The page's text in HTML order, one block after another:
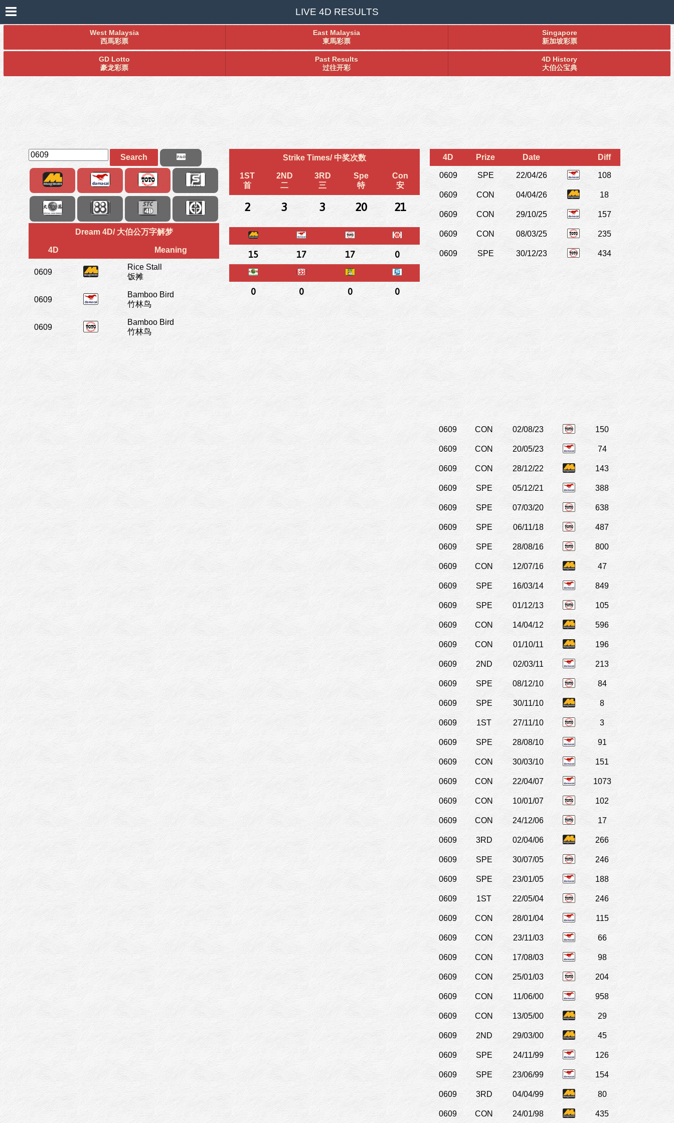
LIVE 4D RESULTS
West Malaysia
西馬彩票
East Malaysia
東馬彩票
Singapore
新加坡彩票
GD Lotto
豪龙彩票
Past Results
过往开彩
4D History
大伯公宝典
Search
Dream 4D/ 大伯公万字解梦
4D Meaning
0609
Rice Stall
饭摊
0609
Bamboo Bird
竹林鸟
0609
Bamboo Bird
竹林鸟
Strike Times/ 中奖次数
1ST
首
2ND
二
3RD
三
Spe
特
Con
安
2 3 3 20 21
15 17 17 0
0 0 0 0
4D Prize Date Diff
0609 SPE 22/04/26 108
0609 CON 04/04/26 18
0609 CON 29/10/25 157
0609 CON 08/03/25 235
0609 SPE 30/12/23 434
0609 CON 02/08/23 150
0609 CON 20/05/23 74
0609 CON 28/12/22 143
0609 SPE 05/12/21 388
0609 SPE 07/03/20 638
0609 SPE 06/11/18 487
0609 SPE 28/08/16 800
0609 CON 12/07/16 47
0609 SPE 16/03/14 849
0609 SPE 01/12/13 105
0609 CON 14/04/12 596
0609 CON 01/10/11 196
0609 2ND 02/03/11 213
0609 SPE 08/12/10 84
0609 SPE 30/11/10 8
0609 1ST 27/11/10 3
0609 SPE 28/08/10 91
0609 CON 30/03/10 151
0609 CON 22/04/07 1073
0609 CON 10/01/07 102
0609 CON 24/12/06 17
0609 3RD 02/04/06 266
0609 SPE 30/07/05 246
0609 SPE 23/01/05 188
0609 1ST 22/05/04 246
0609 CON 28/01/04 115
0609 CON 23/11/03 66
0609 CON 17/08/03 98
0609 CON 25/01/03 204
0609 CON 11/06/00 958
0609 CON 13/05/00 29
0609 2ND 29/03/00 45
0609 SPE 24/11/99 126
0609 SPE 23/06/99 154
0609 3RD 04/04/99 80
0609 CON 24/01/98 435